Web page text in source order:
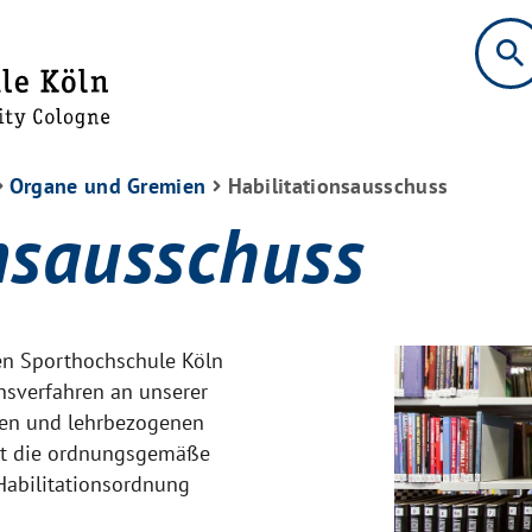
search
Organe und Gremien Habilitationsausschuss
Sporthochschule Köln
an unserer
und lehrbezogenen
die ordnungsgemäße